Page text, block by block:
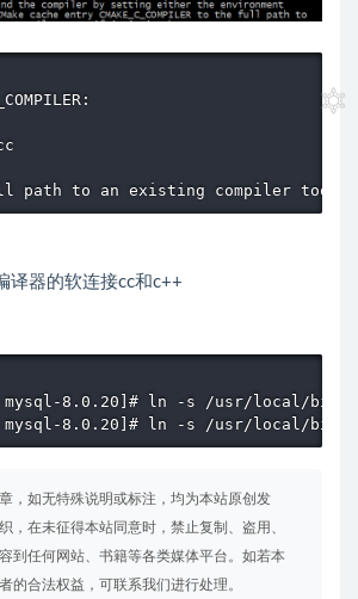
path to an existing compiler tool.
译器的软连接cc和c++
mysql-8.0.20]# ln -s /usr/local/
mysql-8.0.20]# ln -s /usr/local/bin/
，如无特殊说明或标注，均为本站原创发
，在未征得本站同意时，禁止复制、盗用、
到任何网站、书籍等各类媒体平台。如若本
的合法权益，可联系我们进行处理。